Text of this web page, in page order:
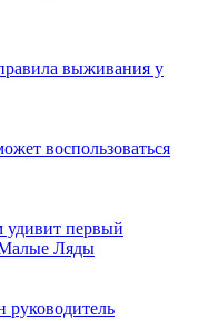
выживания у
воспользоваться
удивит первый
Малые Ляды